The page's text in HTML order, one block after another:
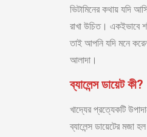
ভিটামিনের কথায় যদি
রাখা উচিত। একইভাবে
তাই আপনি যদি মনে
আলাদা।
ব্যালেন্স ডায়েট কী?
খাদ্যের প্রত্যেকটি
ব্যালেন্স ডায়েটের মজা